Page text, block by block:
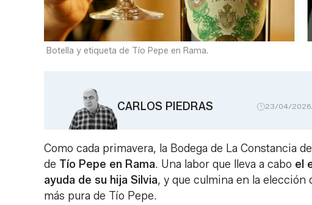
Botella y etiqueta de Tío Pepe en Rama.
CARLOS PIEDRAS 23/04/2026
Como cada primavera, la Bodega de La Constancia de
de Tío Pepe en Rama. Una labor que lleva a cabo el
ayuda de su hija Silvia, y que culmina en la elección
más pura de Tío Pepe.